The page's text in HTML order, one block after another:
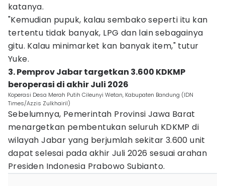
katanya.
"Kemudian pupuk, kalau sembako seperti itu kan
tertentu tidak banyak, LPG dan lain sebagainya
gitu. Kalau minimarket kan banyak item," tutur
Yuke.
3. Pemprov Jabar targetkan 3.600 KDKMP
beroperasi di akhir Juli 2026
Koperasi Desa Merah Putih Cileunyi Wetan, Kabupaten Bandung (IDN
Times/Azzis Zulkhairil)
Sebelumnya, Pemerintah Provinsi Jawa Barat
menargetkan pembentukan seluruh KDKMP di
wilayah Jabar yang berjumlah sekitar 3.600 unit
dapat selesai pada akhir Juli 2026 sesuai arahan
Presiden Indonesia Prabowo Subianto.